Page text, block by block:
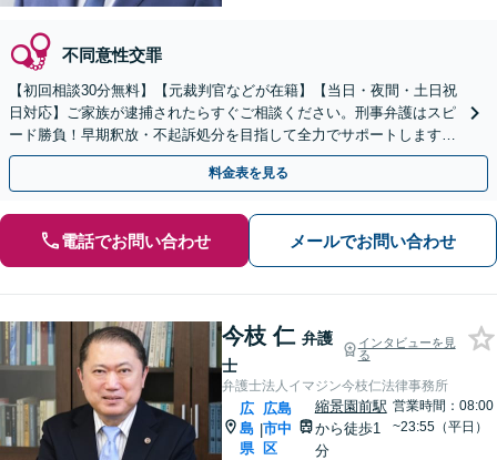
不同意性交罪
【初回相談30分無料】【元裁判官などが在籍】【当日・夜間・土日祝
日対応】ご家族が逮捕されたらすぐご相談ください。刑事弁護はスピ
ード勝負！早期釈放・不起訴処分を目指して全力でサポートします。
【スピード対応】
料金表を見る
電話でお問い合わせ メールでお問い合わせ
今枝 仁 弁護
士
インタビューを見
る
弁護士法人イマジン今枝仁法律事務所
広
島
県
|
広島
市中
区
縮景園前駅
から徒歩1
分
営業時間：08:00
~23:55（平日）